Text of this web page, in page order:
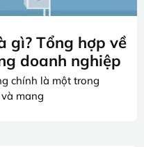
gì? Tổng hợp về
doanh nghiệp
chính là một trong
mang